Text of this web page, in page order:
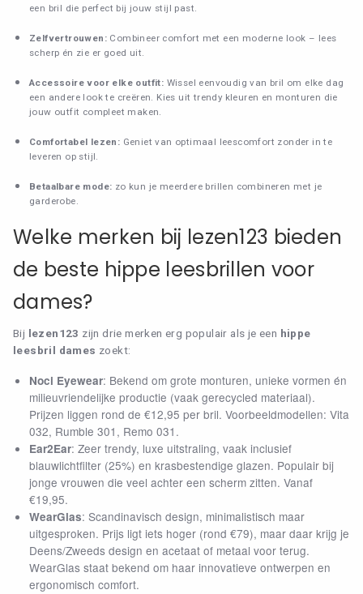
×
ALLE LEESBRILLEN
CATEGORIE
Alle beeldschermbrillen
een bril die perfect bij jouw stijl past.
Zelfvertrouwen: Combineer comfort met een moderne look – lees
scherp én zie er goed uit.
Accessoire voor elke outfit: Wissel eenvoudig van bril om elke dag
een andere look te creëren. Kies uit trendy kleuren en monturen die
jouw outfit compleet maken.
Comfortabel lezen: Geniet van optimaal leescomfort zonder in te
leveren op stijl.
Betaalbare mode: zo kun je meerdere brillen combineren met je
garderobe.
Welke merken bij lezen123 bieden
de beste hippe leesbrillen voor
dames?
Bij lezen123 zijn drie merken erg populair als je een hippe
leesbril dames zoekt:
Noci Eyewear: Bekend om grote monturen, unieke vormen én
milieuvriendelijke productie (vaak gerecycled materiaal).
Prijzen liggen rond de €12,95 per bril. Voorbeeldmodellen: Vita
032, Rumble 301, Remo 031.
Ear2Ear: Zeer trendy, luxe uitstraling, vaak inclusief
blauwlichtfilter (25%) en krasbestendige glazen. Populair bij
jonge vrouwen die veel achter een scherm zitten. Vanaf
€19,95.
WearGlas: Scandinavisch design, minimalistisch maar
uitgesproken. Prijs ligt iets hoger (rond €79), maar daar krijg je
Deens/Zweeds design en acetaat of metaal voor terug.
WearGlas staat bekend om haar innovatieve ontwerpen en
ergonomisch comfort.